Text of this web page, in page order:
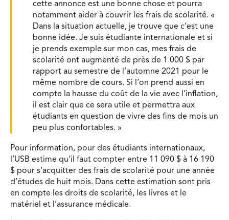
cette annonce est une bonne chose et pourra
notamment aider à couvrir les frais de scolarité. «
Dans la situation actuelle, je trouve que c’est une
bonne idée. Je suis étudiante internationale et si
je prends exemple sur mon cas, mes frais de
scolarité ont augmenté de près de 1 000 $ par
rapport au semestre de l’automne 2021 pour le
même nombre de cours. Si l’on prend aussi en
compte la hausse du coût de la vie avec l’inflation,
il est clair que ce sera utile et permettra aux
étudiants en question de vivre des fins de mois un
peu plus confortables. »
Pour information, pour des étudiants internationaux,
l’USB estime qu’il faut compter entre 11 090 $ à 16 190
$ pour s’acquitter des frais de scolarité pour une année
d’études de huit mois. Dans cette estimation sont pris
en compte les droits de scolarité, les livres et le
matériel et l’assurance médicale.